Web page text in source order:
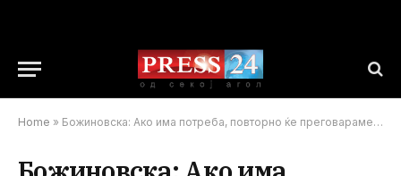
Home » Божиновска: Ако има потреба, повторно ќе преговараме со „Окта“ за продолжување на попустот за горивата